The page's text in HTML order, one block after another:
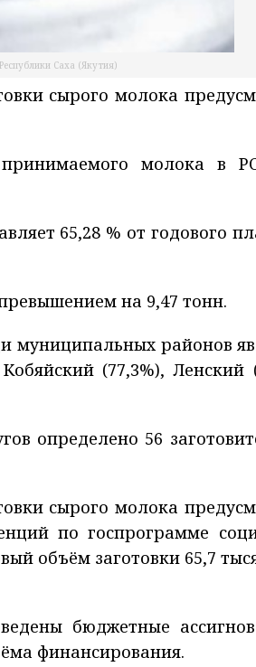
Саха (Якутия)
сырого молока
молока в
65,28 % от годового
на 9,47 тонн.
муниципальных районов
(77,3%), Ленский
определено 56
сырого молока
по госпрограмме
объём заготовки 65,7
бюджетные
финансирования.